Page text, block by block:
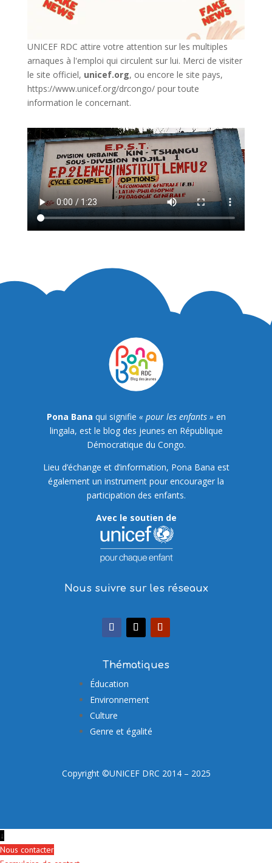
UNICEF RDC attire votre attention sur les multiples
arnaques à l'emploi qui circulent sur lui. Merci de visiter
le site officiel, unicef.org, ou encore le site pays,
https://www.unicef.org/drcongo/pour toute
information le concernant.
Pona Bana qui signifie « pour les enfants » en
lingala, est le blog des jeunes en République
Démocratique du Congo.
Lieu d’échange et d’information, Pona Bana est
également un instrument pour encourager la
participation des enfants.
Avec le soutien de
Nous suivre sur les réseaux
Thématiques
Éducation
Environnement
Culture
Genre et égalité
Copyright ©UNICEF DRC 2014 – 2025
↓
Nous contacter